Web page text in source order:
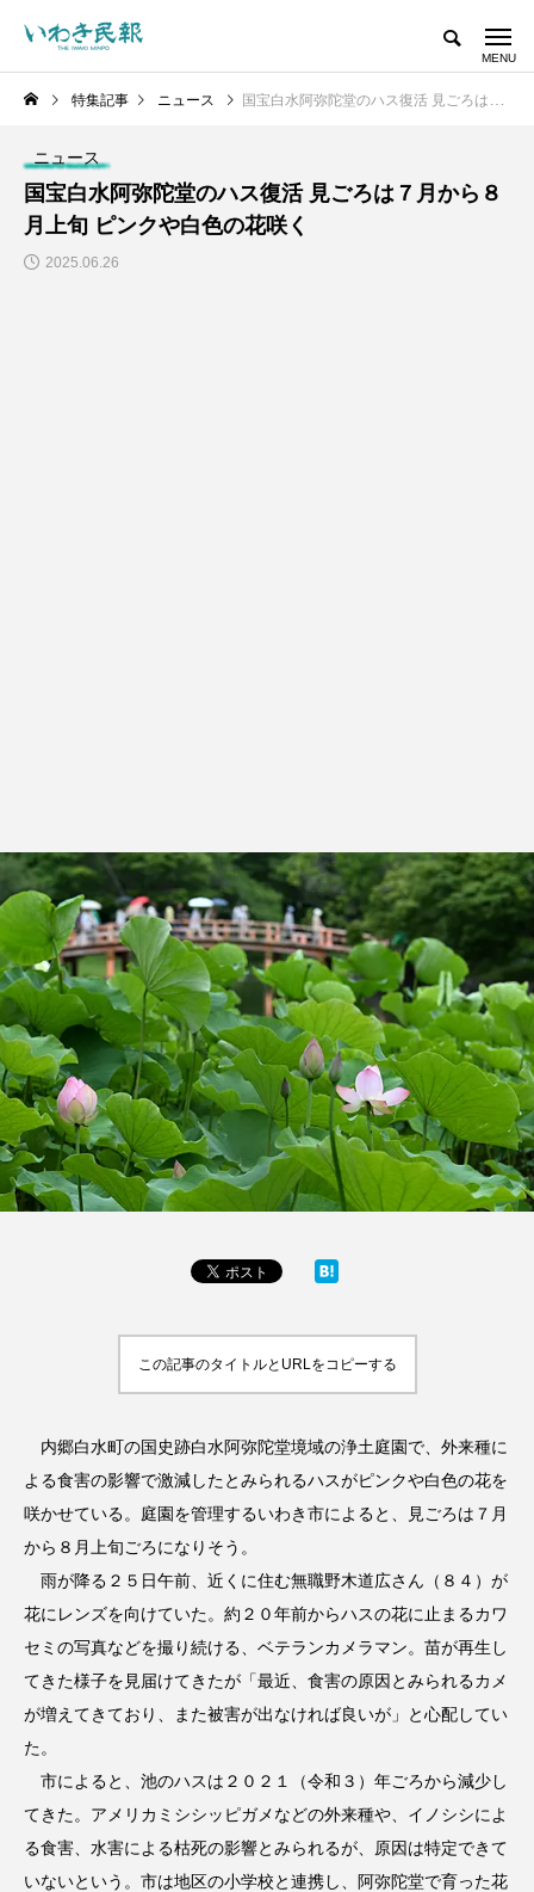
特集記事 ニュース 国宝白水阿弥陀堂のハス復活 見ごろは７月から８月上旬 ピンクや白色の花咲く
ニュース
国宝白水阿弥陀堂のハス復活 見ごろは７月から８
月上旬 ピンクや白色の花咲く
2025.06.26
この記事のタイトルとURLをコピーする
内郷白水町の国史跡白水阿弥陀堂境域の浄土庭園で、外来種に
よる食害の影響で激減したとみられるハスがピンクや白色の花を
咲かせている。庭園を管理するいわき市によると、見ごろは７月
から８月上旬ごろになりそう。
雨が降る２５日午前、近くに住む無職野木道広さん（８４）が
花にレンズを向けていた。約２０年前からハスの花に止まるカワ
セミの写真などを撮り続ける、ベテランカメラマン。苗が再生し
てきた様子を見届けてきたが「最近、食害の原因とみられるカメ
が増えてきており、また被害が出なければ良いが」と心配してい
た。
市によると、池のハスは２０２１（令和３）年ごろから減少し
てきた。アメリカミシシッピガメなどの外来種や、イノシシによ
る食害、水害による枯死の影響とみられるが、原因は特定できて
いないという。市は地区の小学校と連携し、阿弥陀堂で育った花